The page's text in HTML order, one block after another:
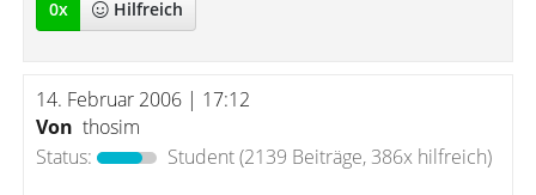
0x Hilfreich
14. Februar 2006 | 17:12
Von thosim
Status:
Student(2139 Beiträge, 386x hilfreich)